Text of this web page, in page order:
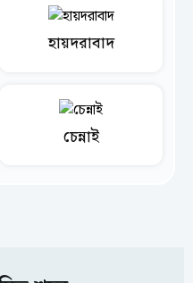
হায়দরাবাদ
চেন্নাই